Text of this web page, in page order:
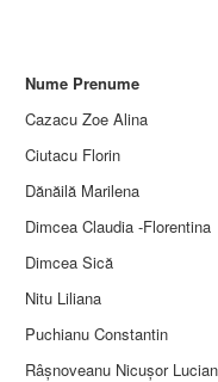
Nume Prenume
Cazacu Zoe Alina
Ciutacu Florin
Dănăilă Marilena
Dimcea Claudia -Florentina
Dimcea Sică
Nitu Liliana
Puchianu Constantin
Râșnoveanu Nicușor Lucian